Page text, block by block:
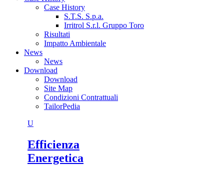
Case History
S.T.S. S.p.a.
Irritrol S.r.l. Gruppo Toro
Risultati
Impatto Ambientale
News
News
Download
Download
Site Map
Condizioni Contrattuali
TailorPedia
U
Efficienza
Energetica